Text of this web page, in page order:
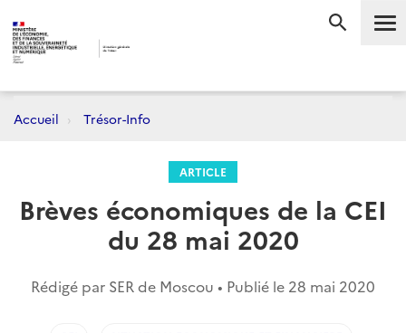
Accueil Trésor-Info
ARTICLE
Brèves économiques de la CEI
du 28 mai 2020
Rédigé par SER de Moscou • Publié le 28 mai 2020